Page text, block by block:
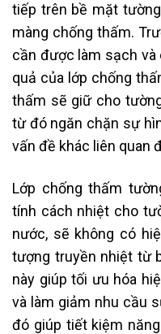
tiếp trên bề mặt
màng chống thấm.
cần được làm sạch
quả của lớp chống
thấm sẽ giữ cho
từ đó ngăn chặn sự
vấn đề khác liên quan
Lớp chống thấm
tính cách nhiệt cho
nước, sẽ không có
tượng truyền nhiệt từ
này giúp tối ưu hóa
và làm giảm nhu cầu
đó giúp tiết kiệm